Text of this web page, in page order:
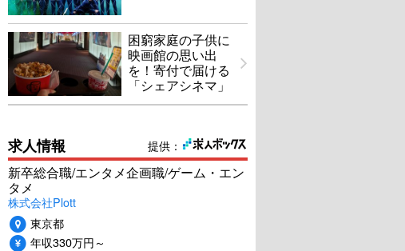
困窮家庭の子供に
映画館の思い出
を！寄付で届ける
「シェアシネマ」
提供：
求人情報
新卒総合職/エンタメ企画職/ゲーム・エン
タメ
株式会社Plott
東京都
年収330万円～